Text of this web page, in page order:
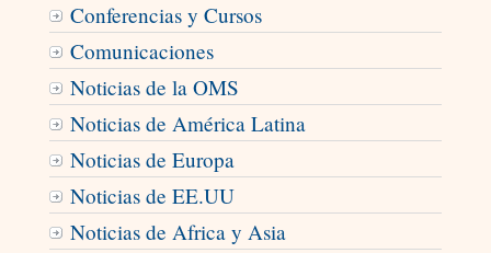
Conferencias y Cursos
Comunicaciones
Noticias de la OMS
Noticias de América Latina
Noticias de Europa
Noticias de EE.UU
Noticias de Africa y Asia